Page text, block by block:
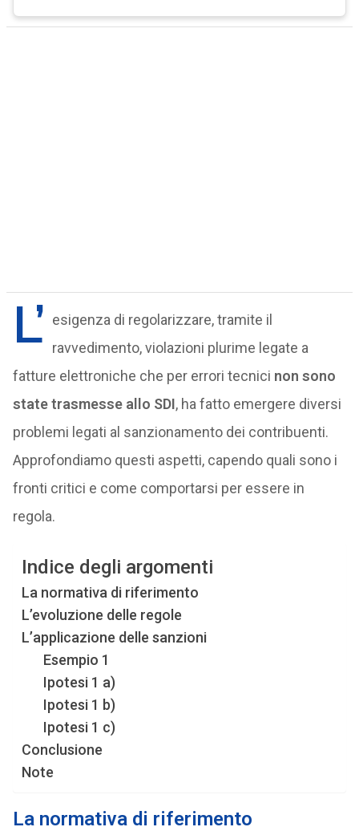
L’ esigenza di regolarizzare, tramite il
ravvedimento, violazioni plurime legate a
fatture elettroniche che per errori tecnici non sono
state trasmesse allo SDI, ha fatto emergere diversi
problemi legati al sanzionamento dei contribuenti.
Approfondiamo questi aspetti, capendo quali sono i
fronti critici e come comportarsi per essere in
regola.
Indice degli argomenti
La normativa di riferimento
L’evoluzione delle regole
L’applicazione delle sanzioni
Esempio 1
Ipotesi 1 a)
Ipotesi 1 b)
Ipotesi 1 c)
Conclusione
Note
La normativa di riferimento